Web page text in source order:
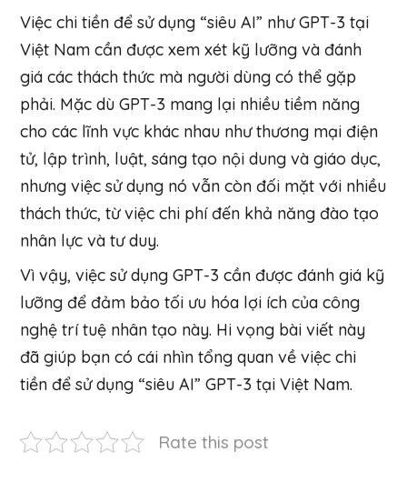
Việc chi tiền để sử dụng “siêu AI” như GPT-3 tại
Việt Nam cần được xem xét kỹ lưỡng và đánh
giá các thách thức mà người dùng có thể gặp
phải. Mặc dù GPT-3 mang lại nhiều tiềm năng
cho các lĩnh vực khác nhau như thương mại điện
tử, lập trình, luật, sáng tạo nội dung và giáo dục,
nhưng việc sử dụng nó vẫn còn đối mặt với nhiều
thách thức, từ việc chi phí đến khả năng đào tạo
nhân lực và tư duy.
Vì vậy, việc sử dụng GPT-3 cần được đánh giá kỹ
lưỡng để đảm bảo tối ưu hóa lợi ích của công
nghệ trí tuệ nhân tạo này. Hi vọng bài viết này
đã giúp bạn có cái nhìn tổng quan về việc chi
tiền để sử dụng “siêu AI” GPT-3 tại Việt Nam.
Rate this post